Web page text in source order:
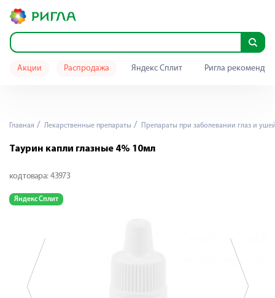
Акции Распродажа Яндекс Сплит Ригла
Главная Лекарственные препараты Препараты при заболевании глаз и
Таурин капли глазные 4% 10мл
код товара: 43973
Яндекс Сплит